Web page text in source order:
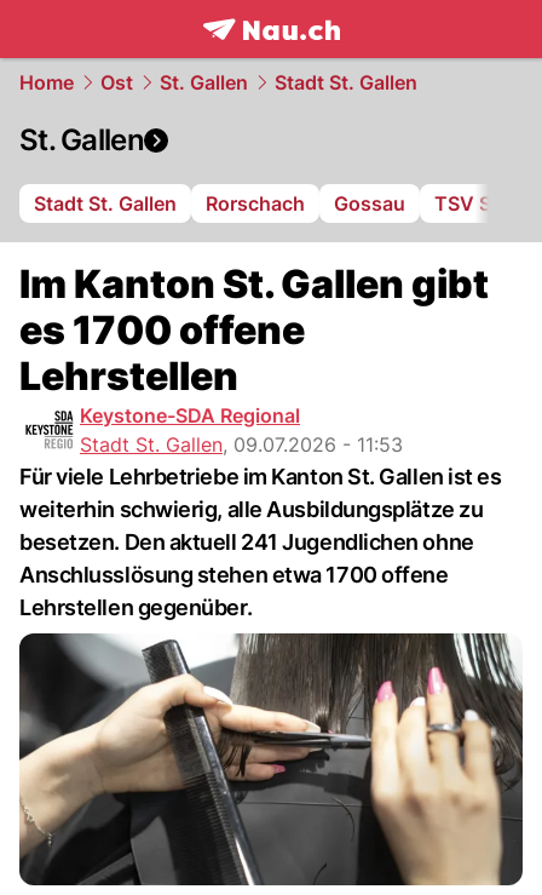
frontpage.NAU.ch
Home Ost St. Gallen Stadt St. Gallen
St. Gallen
Stadt St. Gallen Rorschach Gossau TSV St.
Im Kanton St. Gallen gibt
es 1700 offene
Lehrstellen
Keystone-SDA Regional
Stadt St. Gallen, 09.07.2026 - 11:53
Für viele Lehrbetriebe im Kanton St. Gallen ist es
weiterhin schwierig, alle Ausbildungsplätze zu
besetzen. Den aktuell 241 Jugendlichen ohne
Anschlusslösung stehen etwa 1700 offene
Lehrstellen gegenüber.